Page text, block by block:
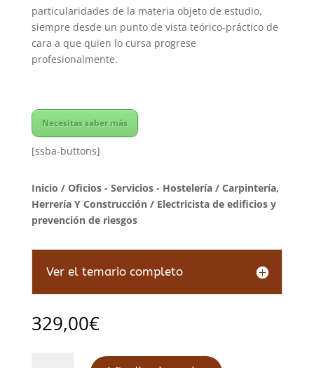
particularidades de la materia objeto de estudio,
siempre desde un punto de vista teórico-práctico de
cara a que quien lo cursa progrese
profesionalmente.
Necesitas saber más
[ssba-buttons]
Inicio / Oficios - Servicios - Hostelería/ Carpintería,
Herrería Y Construcción/ Electricista de edificios y
prevención de riesgos
Ver el temario completo
329,00€